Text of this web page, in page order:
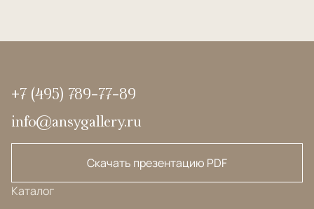
+7 (495) 789-77-89
info@ansygallery.ru
Скачать презентацию PDF
Каталог